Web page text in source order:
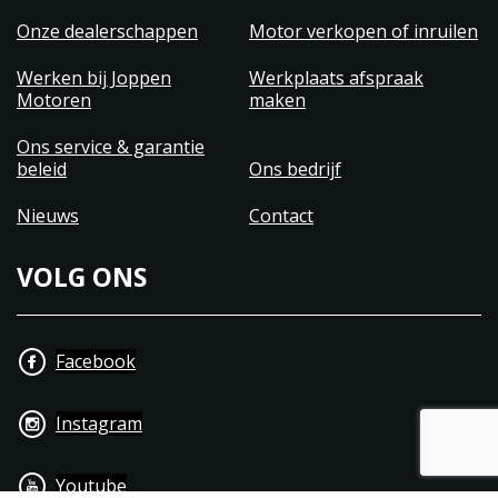
en jezelf onder te dompelen in de opwinding van
Harley-Davidson.
Onze dealerschappen
Motor verkopen of inruilen
Werken bij Joppen
Motoren
Werkplaats afspraak
maken
Ons service & garantie
beleid
Ons bedrijf
Nieuws
Contact
VOLG ONS
Facebook
Instagram
Youtube